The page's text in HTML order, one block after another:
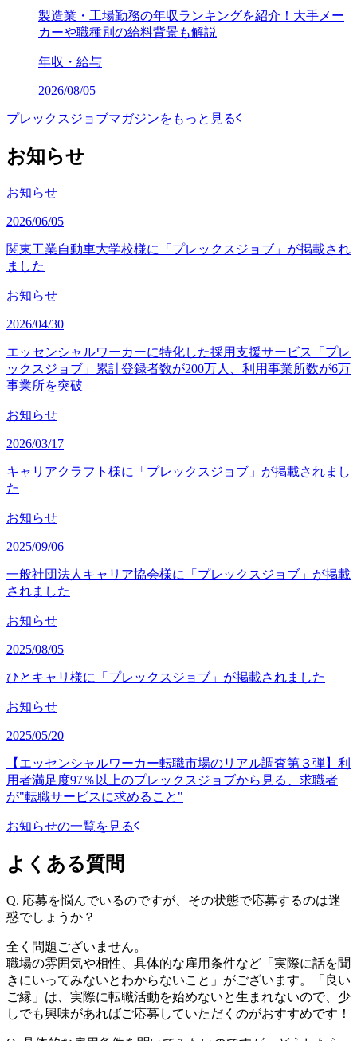
製造業・工場勤務の年収ランキングを紹介！大手メー
カーや職種別の給料背景も解説
年収・給与
2026/08/05
プレックスジョブマガジンをもっと見る
お知らせ
お知らせ
2026/06/05
関東工業自動車大学校様に「プレックスジョブ」が掲載され
ました
お知らせ
2026/04/30
エッセンシャルワーカーに特化した採用支援サービス「プレ
ックスジョブ」累計登録者数が200万人、利用事業所数が6万
事業所を突破
お知らせ
2026/03/17
キャリアクラフト様に「プレックスジョブ」が掲載されまし
た
お知らせ
2025/09/06
一般社団法人キャリア協会様に「プレックスジョブ」が掲載
されました
お知らせ
2025/08/05
ひとキャリ様に「プレックスジョブ」が掲載されました
お知らせ
2025/05/20
【エッセンシャルワーカー転職市場のリアル調査第３弾】利
用者満足度97％以上のプレックスジョブから見る、求職者
が"転職サービスに求めること"
お知らせの一覧を見る
よくある質問
Q. 応募を悩んでいるのですが、その状態で応募するのは迷
惑でしょうか？
全く問題ございません。
職場の雰囲気や相性、具体的な雇用条件など「実際に話を聞
きにいってみないとわからないこと」がございます。「良い
ご縁」は、実際に転職活動を始めないと生まれないので、少
しでも興味があればご応募していただくのがおすすめです！